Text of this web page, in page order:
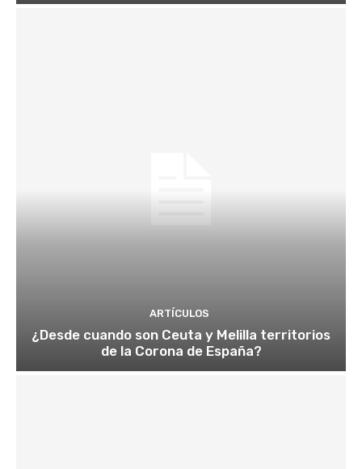
ARTÍCULOS
¿Desde cuando son Ceuta y Melilla territorios
de la Corona de España?